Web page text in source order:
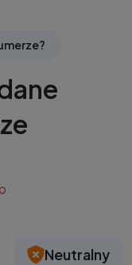
Neutralny